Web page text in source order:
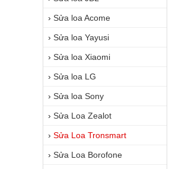
› Sửa loa Acome
› Sửa loa Yayusi
› Sửa loa Xiaomi
› Sửa loa LG
› Sửa loa Sony
› Sửa Loa Zealot
› Sửa Loa Tronsmart
› Sửa Loa Borofone